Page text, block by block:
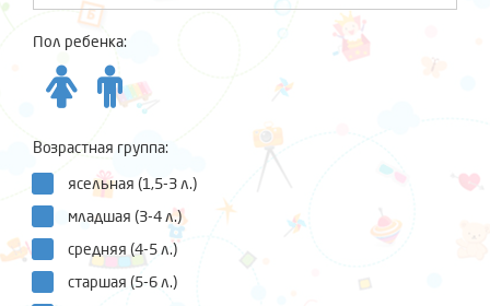
Пол ребенка:
Возрастная группа:
ясельная (1,5-3 л.)
младшая (3-4 л.)
средняя (4-5 л.)
старшая (5-6 л.)